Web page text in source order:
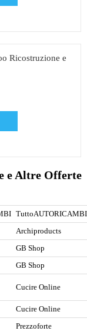
Ricostruzione e
e Altre Offerte
TuttoAUTORICAMBI
Archiproducts
GB Shop
GB Shop
Cucire Online
Cucire Online
Prezzoforte